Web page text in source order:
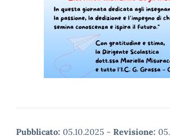
Pubblicato: 05.10.2025 - Revisione: